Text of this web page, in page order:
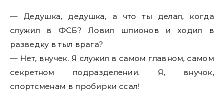
— Дедушка, дедушка, а что ты делал, когда
служил в ФСБ? Ловил шпионов и ходил в
разведку в тыл врага?
— Нет, внучек. Я служил в самом главном, самом
секретном подразделении. Я, внучок,
спортсменам в пробирки ссал!